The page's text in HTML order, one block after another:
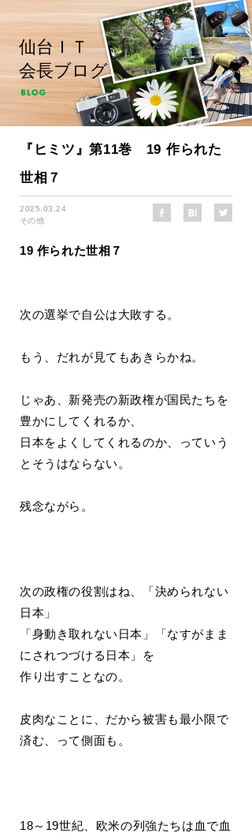
仙台ＩＴ
会長ブログ
『ヒミツ』第11巻 19 作られた
世相７
2025.03.24
その他
19 作られた世相７
次の選挙で自公は大敗する。
もう、だれが見てもあきらかね。
じゃあ、新発売の新政権が国民たちを
豊かにしてくれるか、
日本をよくしてくれるのか、っていう
とそうはならない。
残念ながら。
次の政権の役割はね、「決められない
日本」
「身動き取れない日本」「なすがまま
にされつづける日本」を
作り出すことなの。
皮肉なことに、だから被害も最小限で
済む、って側面も。
18～19世紀、欧米の列強たちは血で血